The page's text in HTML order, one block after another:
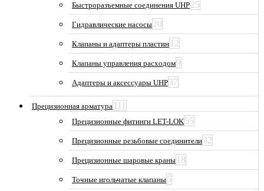
Быстроразъемные соединения UHP25
Гидравлические насосы20
Клапаны и адаптеры пластин 12
Клапаны управления расходом9
Адаптеры и аксессуары UHP37
Прецизионная арматура 111
Прецизионные фитинги LET-LOK55
Прецизионные резьбовые соединители32
Прецизионные шаровые краны 18
Точные игольчатые клапаны5